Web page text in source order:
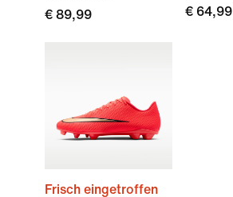
€ 89,99
€ 64,99
Frisch eingetroffen